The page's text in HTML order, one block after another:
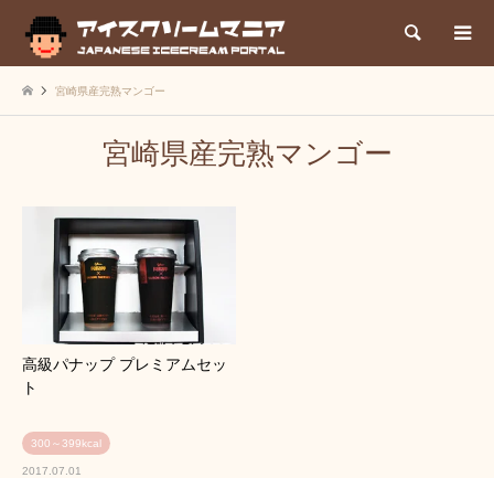
検索
宮崎県産完熟マンゴー
宮崎県産完熟マンゴー
高級パナップ プレミアムセッ
ト
300～399kcal
2017.07.01